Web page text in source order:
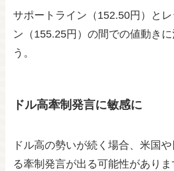
サポートライン（152.50円）と
ン（155.25円）の間での値動きに
う。
ドル高牽制発言に敏感に
ドル高の勢いが続く場合、米国
る牽制発言が出る可能性がありま